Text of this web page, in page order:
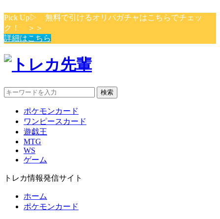
Pick Up▷ 無料で引けるオリパガチャはこちらでチェッ
ク！ ＞＞
詳細はこちら
検索
ポケモンカード
ワンピースカード
遊戯王
MTG
WS
ゲーム
トレカ情報発信サイト
ホーム
ポケモンカード